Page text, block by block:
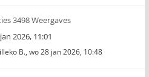
3498 Weergaves
2026, 11:01
B., wo 28 jan 2026, 10:48